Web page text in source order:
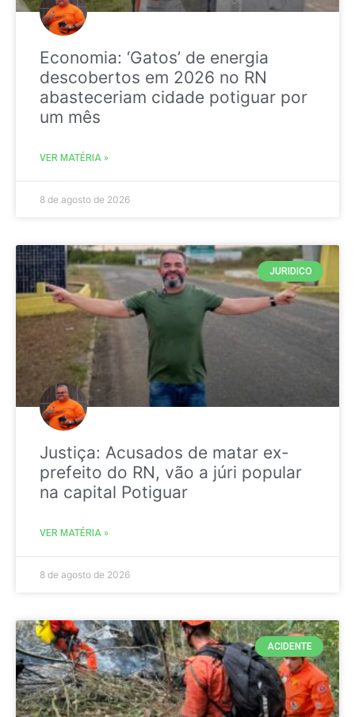
Economia: ‘Gatos’ de energia
descobertos em 2026 no RN
abasteceriam cidade potiguar por
um mês
VER MATÉRIA »
8 de agosto de 2026
JURIDICO
Justiça: Acusados de matar ex-
prefeito do RN, vão a júri popular
na capital Potiguar
VER MATÉRIA »
8 de agosto de 2026
ACIDENTE